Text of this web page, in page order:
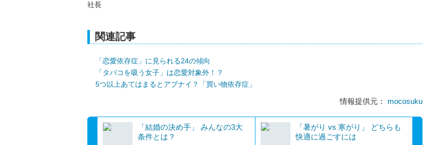
社長
関連記事
「恋愛依存症」に見られる24の傾向
「タバコを吸う女子」は恋愛対象外！？
5つ以上あてはまるとアブナイ？「買い物依存症」
情報提供元： mocosuku
「結婚の決め手」 みんなの3大
条件とは？
「暑がり vs 寒がり」 どちらも
快適に過ごすには